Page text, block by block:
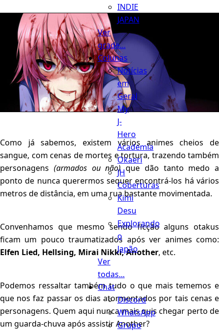
INDIE
JAPAN
Ver
grade...
Colunas
Notícias
em
Geral
My
J-
Hero
Academia
Okaeri
JH
Coberturas
Kimi
Desu
Explorando
o
Japão
Ver
todas...
Chat
Discord
WhatsApp
Grupo
Como já sabemos, existem vários animes cheios de
sangue, com cenas de mortes e tortura, trazendo também
personagens (armados ou não) que dão tanto medo a
ponto de nunca querermos sequer encontrá-los há vários
metros de distância, em uma rua bastante movimentada.
Convenhamos que mesmo sendo ficção alguns otakus
ficam um pouco traumatizados após ver animes como:
Elfen Lied, Hellsing, Mirai Nikki, Another, etc.
Podemos ressaltar também tudo o que mais tememos e
que nos faz passar os dias atormentados por tais cenas e
personagens. Quem aqui nunca mais quis chegar perto de
um guarda-chuva após assistir Another?